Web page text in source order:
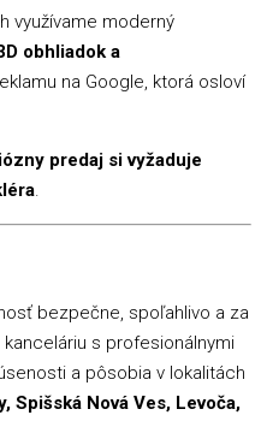
využívame moderný
obhliadok a
na Google, ktorá osloví
predaj si vyžaduje
.
bezpečne, spoľahlivo a za
s profesionálnymi
a pôsobia v lokalitách
Spišská Nová Ves, Levoča,